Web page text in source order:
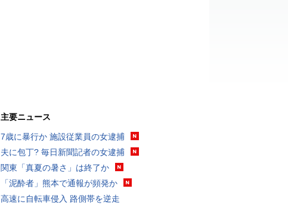
主要ニュース
7歳に暴行か 施設従業員の女逮捕
夫に包丁? 毎日新聞記者の女逮捕
関東「真夏の暑さ」は終了か
「泥酔者」熊本で通報が頻発か
高速に自転車侵入 路側帯を逆走